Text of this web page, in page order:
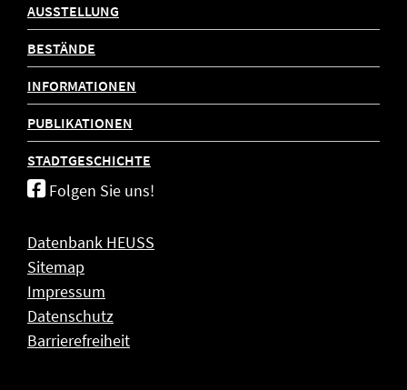
AUSSTELLUNG
BESTÄNDE
INFORMATIONEN
PUBLIKATIONEN
STADTGESCHICHTE
Folgen Sie uns!
Datenbank HEUSS
Sitemap
Impressum
Datenschutz
Barrierefreiheit